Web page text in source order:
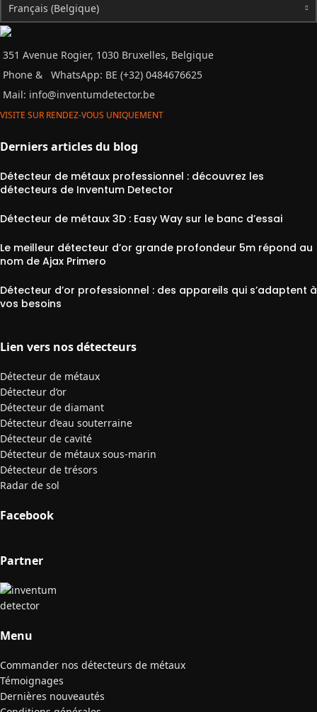
Français (Belgique)
351 Avenue Rogier, 1030 Bruxelles, Belgique
Phone &
WhatsApp: BE (+32) 0484676625
Mail: info@inventumdetector.be
VISITE SUR RENDEZ-VOUS UNIQUEMENT
Derniers articles du blog
Détecteur de métaux professionnel : découvrez les
détecteurs de Inventum Detector
Détecteur de métaux 3D : Easy Way sur le banc d’essai
Le meilleur détecteur d’or grande profondeur 5m répond au
nom de Ajax Primero
Détecteur d’or professionnel : des appareils qui s’adaptent à
vos besoins
Lien vers nos détecteurs
Détecteur de métaux
Détecteur d’or
Détecteur de diamant
Détecteur d’eau souterraine
Détecteur de cavité
Détecteur de métaux sous-marin
Détecteur de trésors
Radar de sol
Facebook
Partner
Menu
Commander nos détecteurs de métaux
Témoignages
Dernières nouveautés